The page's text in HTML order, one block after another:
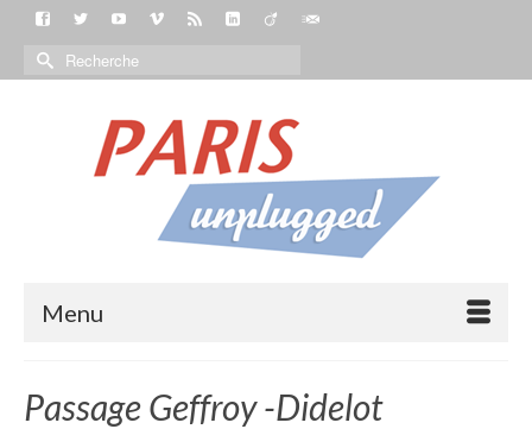
Menu
Passage Geffroy -Didelot